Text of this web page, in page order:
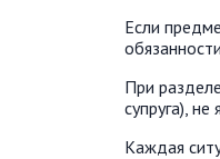
Если
При
супруга),
Каждая